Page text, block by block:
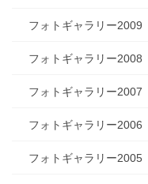
フォトギャラリー2009
フォトギャラリー2008
フォトギャラリー2007
フォトギャラリー2006
フォトギャラリー2005